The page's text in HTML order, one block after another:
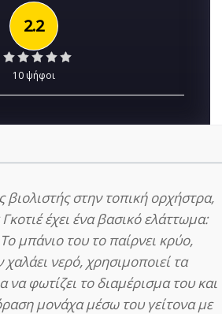
2.2
10 ψήφοι
στην τοπική ορχήστρα,
έχει ένα βασικό ελάττωμα:
μπάνιο του το παίρνει κρύο,
χαλάει νερό, χρησιμοποιεί τα
φωτίζει το διαμέρισμα του και
μονάχα μέσω του γείτονα με